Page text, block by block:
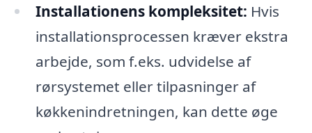
Installationens kompleksitet: Hvis
installationsprocessen kræver ekstra
arbejde, som f.eks. udvidelse af
rørsystemet eller tilpasninger af
køkkenindretningen, kan dette øge